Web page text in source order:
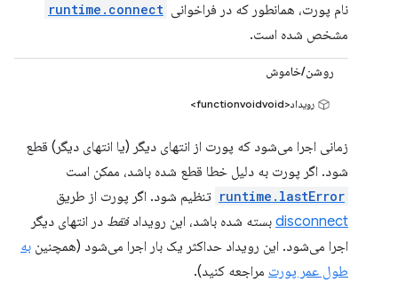
نام پورت، همانطور که در فراخوانی runtime.connect
مشخص شده است.
روشن/خاموش
رویداد<functionvoidvoid>
زمانی اجرا می‌شود که پورت از انتهای دیگر (یا انتهای دیگر) قطع
شود. اگر پورت به دلیل خطا قطع شده باشد، ممکن است
runtime.lastError تنظیم شود. اگر پورت از طریق
disconnect بسته شده باشد، این رویدادفقط در انتهای دیگر
اجرا می‌شود. این رویداد حداکثر یک بار اجرا می‌شود (همچنین به
طول عمر پورت مراجعه کنید).